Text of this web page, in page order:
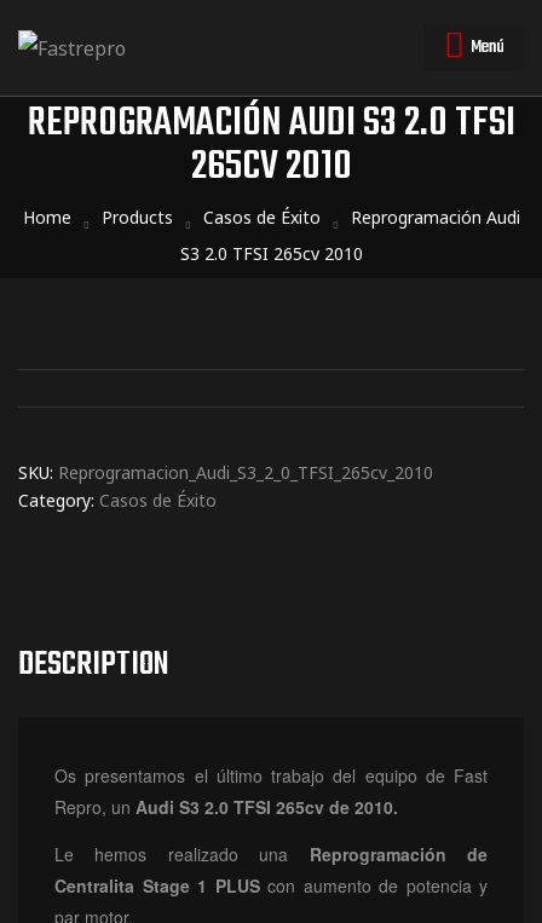
Menú
REPROGRAMACIÓN AUDI S3 2.0 TFSI
265CV 2010
Home Products Casos de Éxito
Reprogramación Audi
S3 2.0 TFSI 265cv 2010
SKU: Reprogramacion_Audi_S3_2_0_TFSI_265cv_2010
Category: Casos de Éxito
DESCRIPTION
Os presentamos el último trabajo del equipo de Fast
Repro, un Audi S3 2.0 TFSI 265cv de 2010.
Le hemos realizado una Reprogramaciónde
Centralita Stage 1 PLUS con aumento de potencia y
par motor.